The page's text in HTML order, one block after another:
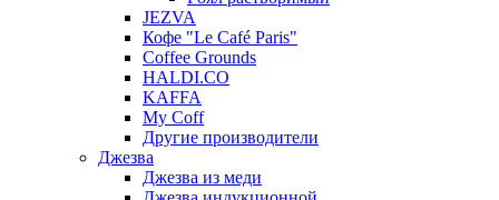
JEZVA
Кофе "Le Café Paris"
Coffee Grounds
HALDI.CO
KAFFA
My Coff
Другие производители
Джезва
Джезва из меди